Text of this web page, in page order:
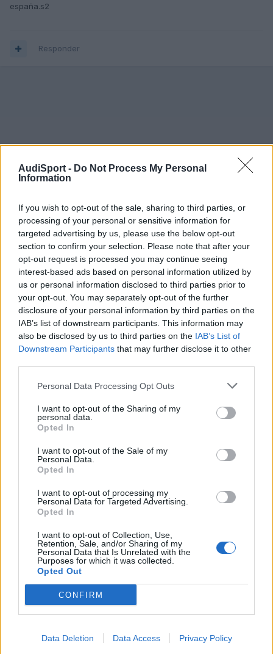
AudiSport - Do Not Process My Personal
Information
If you wish to opt-out of the sale, sharing to third parties, or
processing of your personal or sensitive information for
targeted advertising by us, please use the below opt-out
section to confirm your selection. Please note that after your
opt-out request is processed you may continue seeing
interest-based ads based on personal information utilized by
us or personal information disclosed to third parties prior to
your opt-out. You may separately opt-out of the further
disclosure of your personal information by third parties on the
IAB’s list of downstream participants. This information may
also be disclosed by us to third parties on the IAB’s List of
Downstream Participants that may further disclose it to other
Personal Data Processing Opt Outs
I want to opt-out of the Sharing of my
personal data.
Opted In
I want to opt-out of the Sale of my
Personal Data.
Opted In
I want to opt-out of processing my
Personal Data for Targeted Advertising.
Opted In
I want to opt-out of Collection, Use,
Retention, Sale, and/or Sharing of my
Personal Data that Is Unrelated with the
Purposes for which it was collected.
Opted Out
CONFIRM
Data Deletion Data Access Privacy Policy
españa.s2
Responder
Jorcri
23 de Febrero del 2005
hola, si es normal, te patinaria al frenar y se metio el ABS a saco,
es como si apretases/soltases el freno muy rapido con fuerza.
un saludo!!!
Responder
Vampiro_A3
Publicado23 de Febrero del 2005
Exactamente es como actua el ABS asi que tranquilo!!